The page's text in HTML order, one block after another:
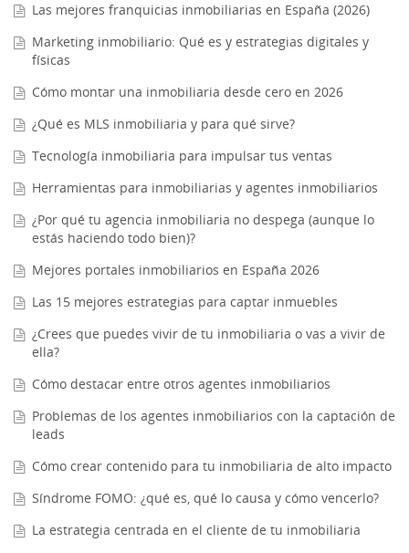
Las mejores franquicias inmobiliarias en España (2026)
Marketing inmobiliario: Qué es y estrategias digitales y
físicas
Cómo montar una inmobiliaria desde cero en 2026
¿Qué es MLS inmobiliaria y para qué sirve?
Tecnología inmobiliaria para impulsar tus ventas
Herramientas para inmobiliarias y agentes inmobiliarios
¿Por qué tu agencia inmobiliaria no despega (aunque lo
estás haciendo todo bien)?
Mejores portales inmobiliarios en España 2026
Las 15 mejores estrategias para captar inmuebles
¿Crees que puedes vivir de tu inmobiliaria o vas a vivir de
ella?
Cómo destacar entre otros agentes inmobiliarios
Problemas de los agentes inmobiliarios con la captación de
leads
Cómo crear contenido para tu inmobiliaria de alto impacto
Síndrome FOMO: ¿qué es, qué lo causa y cómo vencerlo?
La estrategia centrada en el cliente de tu inmobiliaria